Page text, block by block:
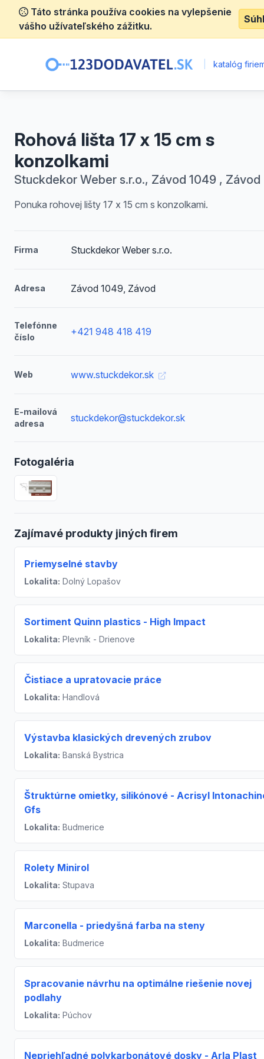
Táto stránka používa cookies na vylepšenie
vášho užívateľského zážitku.
katalóg
Rohová lišta 17 x 15 cm s
konzolkami
Stuckdekor Weber s.r.o., Závod 1049 , Závod
Ponuka rohovej lišty 17 x 15 cm s konzolkami.
Firma Stuckdekor Weber s.r.o.
Adresa Závod 1049, Závod
Telefónne
číslo
+421 948 418 419
Web www.stuckdekor.sk
E-mailová
adresa
stuckdekor@stuckdekor.sk
Fotogaléria
Zajímavé produkty jiných firem
Priemyselné stavby
Lokalita: Dolný Lopašov
Sortiment Quinn plastics - High Impact
Lokalita: Plevník - Drienove
Čistiace a upratovacie práce
Lokalita: Handlová
Výstavba klasických drevených zrubov
Lokalita: Banská Bystrica
Štruktúrne omietky, silikónové - Acrisyl
Gfs
Lokalita: Budmerice
Rolety Minirol
Lokalita: Stupava
Marconella - priedyšná farba na steny
Lokalita: Budmerice
Spracovanie návrhu na optimálne riešenie novej
podlahy
Lokalita: Púchov
Nepriehľadné polykarbonátové dosky - Arla Plast